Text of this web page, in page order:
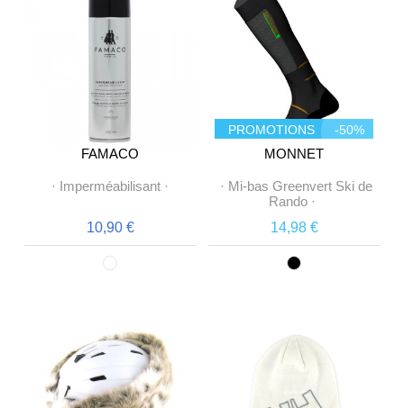
FAMACO
· Imperméabilisant ·
10,90 €
PROMOTIONS -50%
MONNET
· Mi-bas Greenvert Ski de
Rando ·
14,98 €